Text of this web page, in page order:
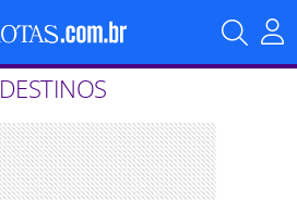
DESTINOS